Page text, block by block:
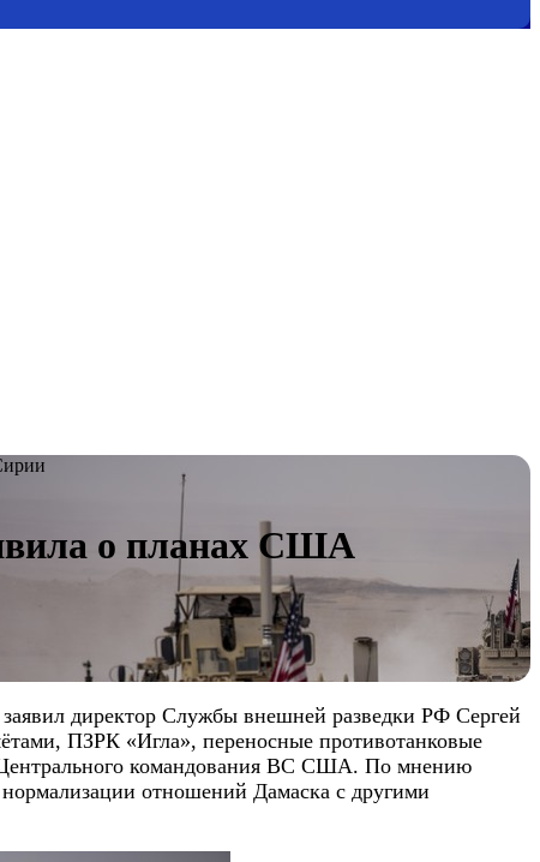
о планах США
директор Службы внешней разведки РФ Сергей
ПЗРК «Игла», переносные противотанковые
Центрального командования ВС США. По мнению
отношений Дамаска с другими